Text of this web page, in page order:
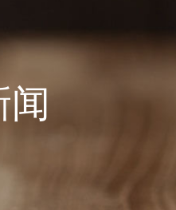
闻